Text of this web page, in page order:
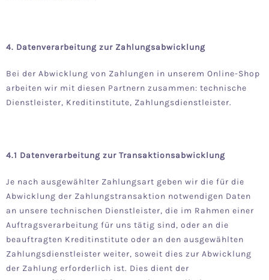
4. Datenverarbeitung zur Zahlungsabwicklung
Bei der Abwicklung von Zahlungen in unserem Online-Shop
arbeiten wir mit diesen Partnern zusammen: technische
Dienstleister, Kreditinstitute, Zahlungsdienstleister.
4.1 Datenverarbeitung zur Transaktionsabwicklung
Je nach ausgewählter Zahlungsart geben wir die für die
Abwicklung der Zahlungstransaktion notwendigen Daten
an unsere technischen Dienstleister, die im Rahmen einer
Auftragsverarbeitung für uns tätig sind, oder an die
beauftragten Kreditinstitute oder an den ausgewählten
Zahlungsdienstleister weiter, soweit dies zur Abwicklung
der Zahlung erforderlich ist. Dies dient der